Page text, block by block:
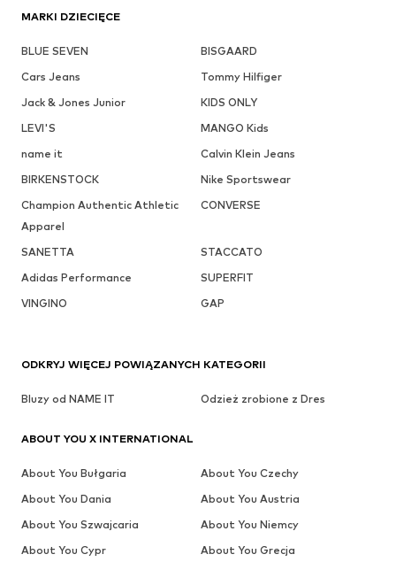
MARKI DZIECIĘCE
BLUE SEVEN
BISGAARD
Cars Jeans
Tommy Hilfiger
Jack & Jones Junior
KIDS ONLY
LEVI'S
MANGO Kids
name it
Calvin Klein Jeans
BIRKENSTOCK
Nike Sportswear
Champion Authentic Athletic
Apparel
CONVERSE
SANETTA
STACCATO
Adidas Performance
SUPERFIT
VINGINO
GAP
ODKRYJ WIĘCEJ POWIĄZANYCH KATEGORII
Bluzy od NAME IT Odzież zrobione z Dres
ABOUT YOU X INTERNATIONAL
About You Bułgaria
About You Czechy
About You Dania
About You Austria
About You Szwajcaria
About You Niemcy
About You Cypr
About You Grecja